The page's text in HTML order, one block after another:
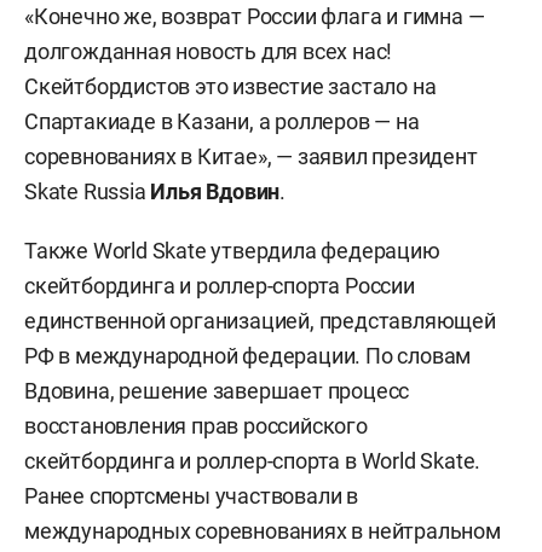
«Конечно же, возврат России флага и гимна —
долгожданная новость для всех нас!
Скейтбордистов это известие застало на
Спартакиаде в Казани, а роллеров — на
соревнованиях в Китае», — заявил президент
Skate Russia Илья Вдовин.
Также World Skate утвердила федерацию
скейтбординга и роллер-спорта России
единственной организацией, представляющей
РФ в международной федерации. По словам
Вдовина, решение завершает процесс
восстановления прав российского
скейтбординга и роллер-спорта в World Skate.
Ранее спортсмены участвовали в
международных соревнованиях в нейтральном